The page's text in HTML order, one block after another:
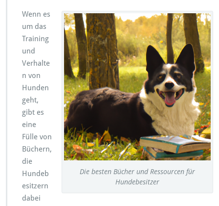
Die besten Bücher und Ressourcen für
Hundebesitzer
Wenn es
um das
Training
und
Verhalte
n von
Hunden
geht,
gibt es
eine
Fülle von
Büchern,
die
Hundeb
esitzern
dabei